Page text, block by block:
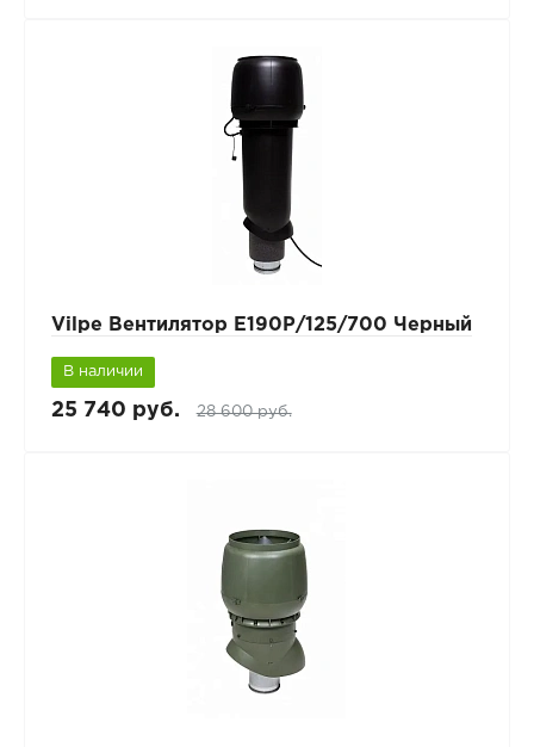
Vilpe Вентилятор Е190Р/125/700 Черный
В наличии
25 740 руб. 28 600 руб.